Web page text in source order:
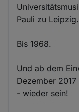
Pauli zu Leipzig.
Bis 1968.
Und ab dem
Dezember
- wieder sein!